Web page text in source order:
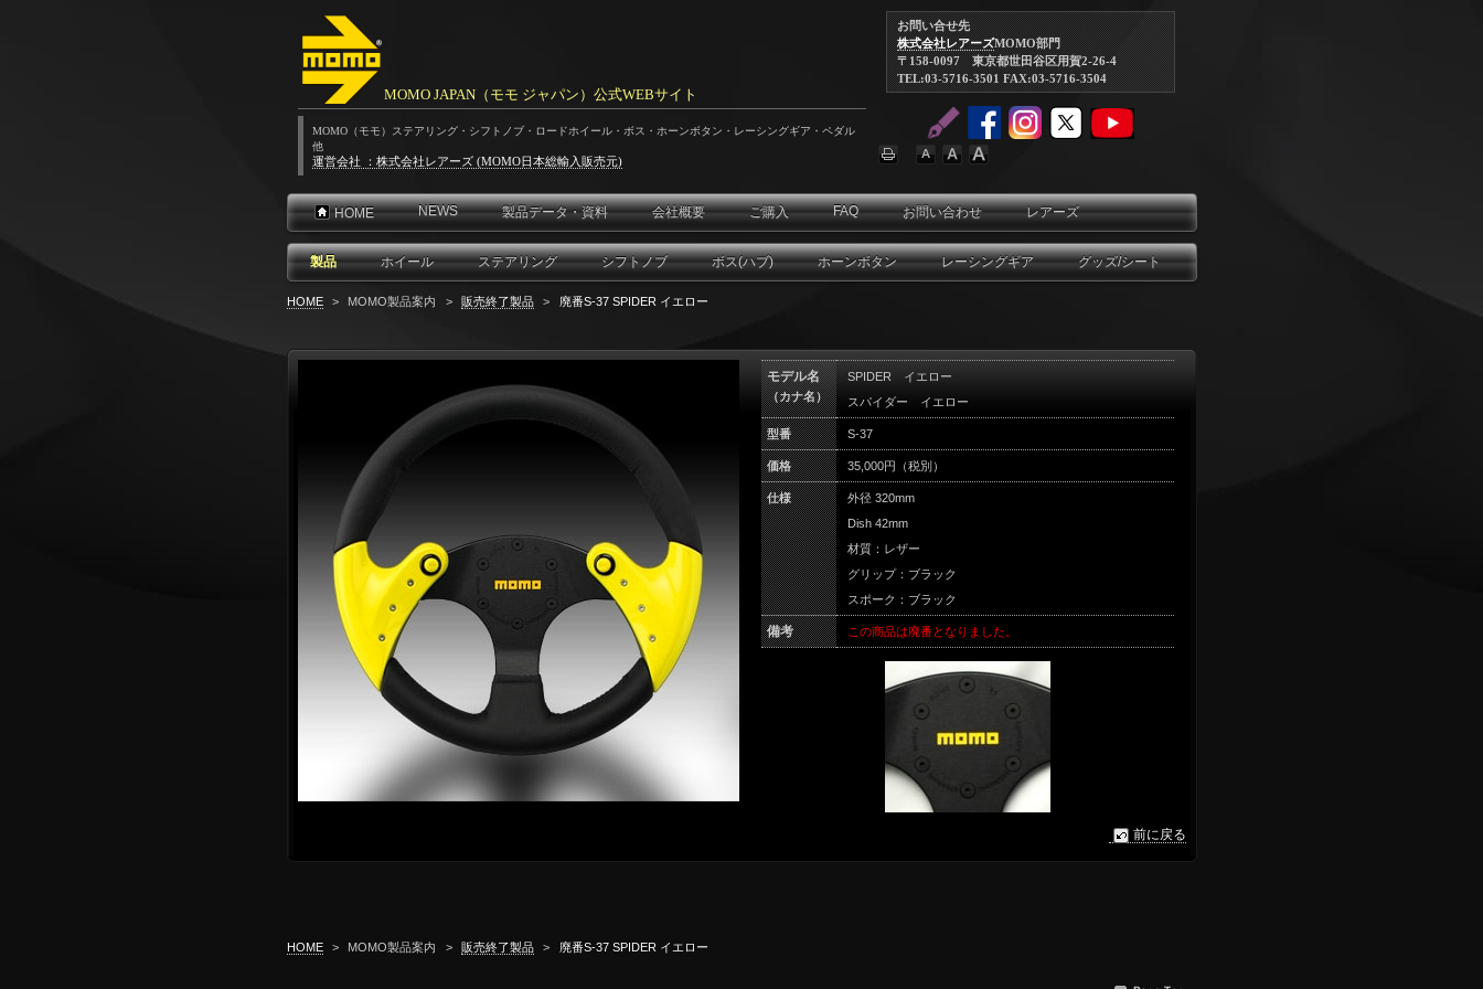
MOMO JAPAN（モモ ジャパン）公式WEBサイト
MOMO（モモ）ステアリング・シフトノブ・ロードホイール・ボス・ホーンボタン・レーシングギア・ペダル
他
運営会社 ：株式会社レアーズ (MOMO日本総輸入販売元)
お問い合せ先
株式会社レアーズMOMO部門
〒158-0097 東京都世田谷区用賀2-26-4
TEL:03-5716-3501 FAX:03-5716-3504
HOME NEWS 製品データ・資料 会社概要 ご購入 FAQ お問い合わせ レアーズ
製品 ホイール ステアリング シフトノブ ボス(ハブ) ホーンボタン レーシングギア グッズ/シート
HOME > MOMO製品案内 > 販売終了製品 > 廃番S-37 SPIDER イエロー
モデル名
（カナ名）
SPIDER イエロー
スパイダー イエロー
型番 S-37
価格 35,000円（税別）
仕様
外径 320mm
Dish 42mm
材質：レザー
グリップ：ブラック
スポーク：ブラック
備考 この商品は廃番となりました。
前に戻る
HOME > MOMO製品案内 > 販売終了製品 > 廃番S-37 SPIDER イエロー